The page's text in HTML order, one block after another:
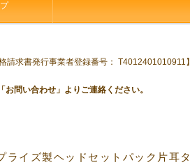
請求書発行事業者登録番号： T4012401010911】
問い合わせ」よりご連絡ください。
ライズ製ヘッドセットパック片耳タ